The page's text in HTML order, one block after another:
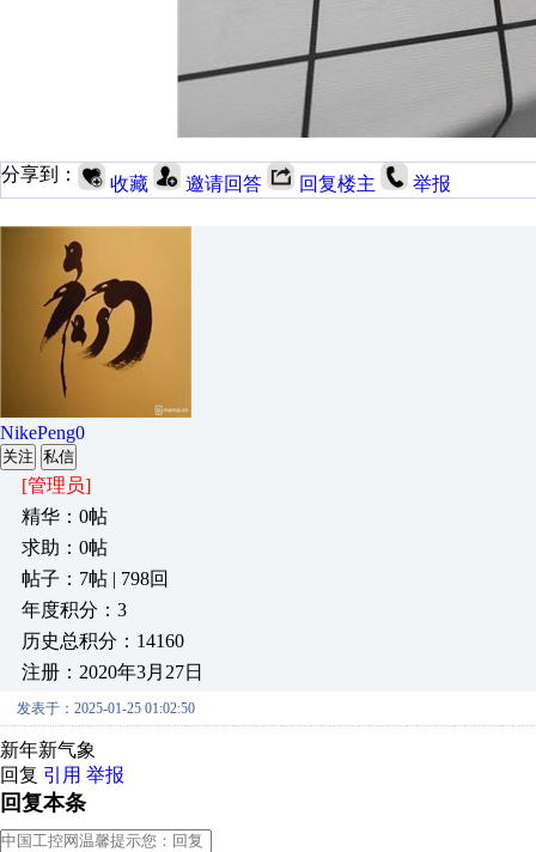
分享到： 收藏 邀请回答 回复楼主 举报
NikePeng0
关注 私信
[管理员]
精华：0帖
求助：0帖
帖子：7帖 | 798回
年度积分：3
历史总积分：14160
注册：2020年3月27日
发表于：2025-01-25 01:02:50
新年新气象
回复 引用 举报
回复本条